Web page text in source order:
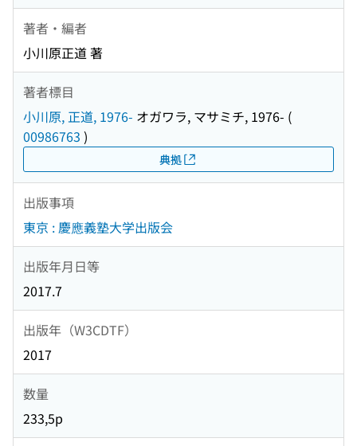
著者・編者
小川原正道 著
著者標目
小川原, 正道, 1976- オガワラ, マサミチ, 1976- (
00986763 )
典拠
出版事項
東京 : 慶應義塾大学出版会
出版年月日等
2017.7
出版年（W3CDTF）
2017
数量
233,5p